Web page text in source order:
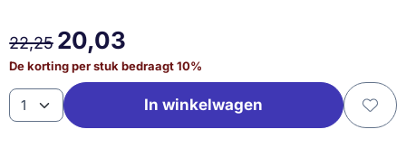
22,25 20,03
De korting per stuk bedraagt10%
Aantal In winkelwagen